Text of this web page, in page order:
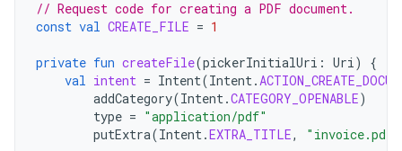
// Request code for creating a PDF document.
const val CREATE_FILE = 1
private fun createFile(pickerInitialUri : Uri)
{
val intent = Intent(Intent.
addCategory(Intent.CATEGORY_OPENABLE)
type = "application/pdf"
putExtra(Intent.EXTRA_TITLE, "invoice.pdf"